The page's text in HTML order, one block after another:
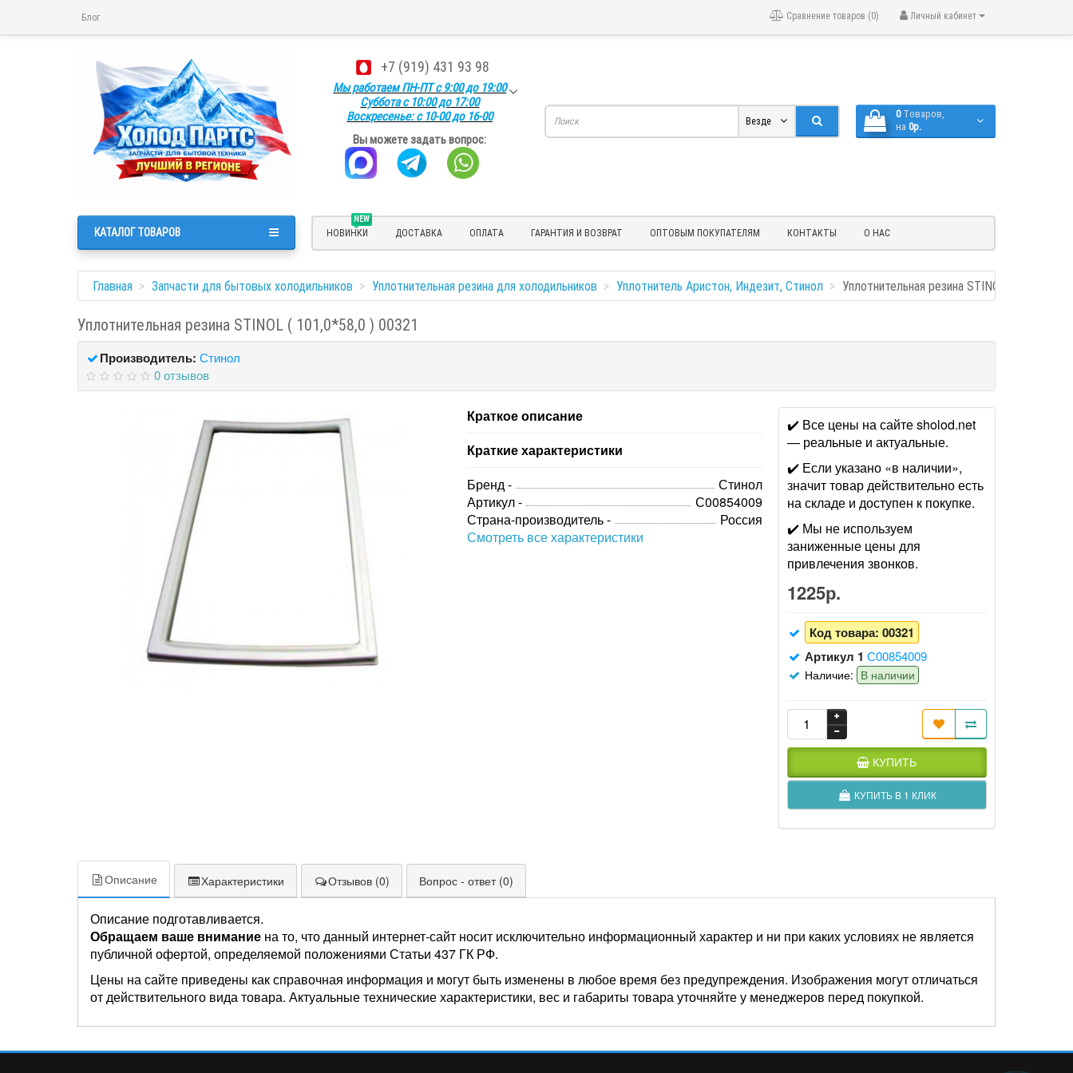
Блог Личный кабинет
Сравнение товаров (0)
+7 (919) 431 93 98
Мы работаем ПН-ПТ с 9:00 до 19:00
Суббота с 10:00 до 17:00
Воскресенье: с 10-00 до 16-00
Вы можете задать вопрос:
0 Tоваров,
на 0р.
Везде
NEW
НОВИНКИ ДОСТАВКА ОПЛАТА ГАРАНТИЯ И ВОЗВРАТ ОПТОВЫМ ПОКУПАТЕЛЯМ КОНТАКТЫ О НАС
КАТАЛОГ ТОВАРОВ
Главная Запчасти для бытовых холодильников Уплотнительная резина для холодильников Уплотнитель Аристон, Индезит, Стинол Уплотнительная резина STINOL (
Уплотнительная резина STINOL ( 101,0*58,0 ) 00321
Производитель: Стинол
0 отзывов
Краткое описание
Краткие характеристики
Бренд -
Стинол
Артикул -
С00854009
Страна-производитель -
Россия
Смотреть все характеристики
✔️ Все цены на сайте sholod.net
— реальные и актуальные.
✔️ Если указано «в наличии»,
значит товар действительно есть
на складе и доступен к покупке.
✔️ Мы не используем
заниженные цены для
привлечения звонков.
1225р.
Код товара: 00321
Артикул 1 С00854009
Наличие: В наличии
КУПИТЬ
КУПИТЬ В 1 КЛИК
Описание Характеристики Отзывов (0) Вопрос - ответ (0)
Описание подготавливается.
Обращаем ваше внимание на то, что данный интернет-сайт носит исключительно информационный характер и ни при каких условиях не является
публичной офертой, определяемой положениями Статьи 437 ГК РФ.
Цены на сайте приведены как справочная информация и могут быть изменены в любое время без предупреждения. Изображения могут отличаться
от действительного вида товара. Актуальные технические характеристики, вес и габариты товара уточняйте у менеджеров перед покупкой.